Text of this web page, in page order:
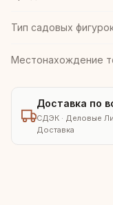
Тип садовых
Местонахождение
Доставка по
СДЭК · Деловые
Доставка